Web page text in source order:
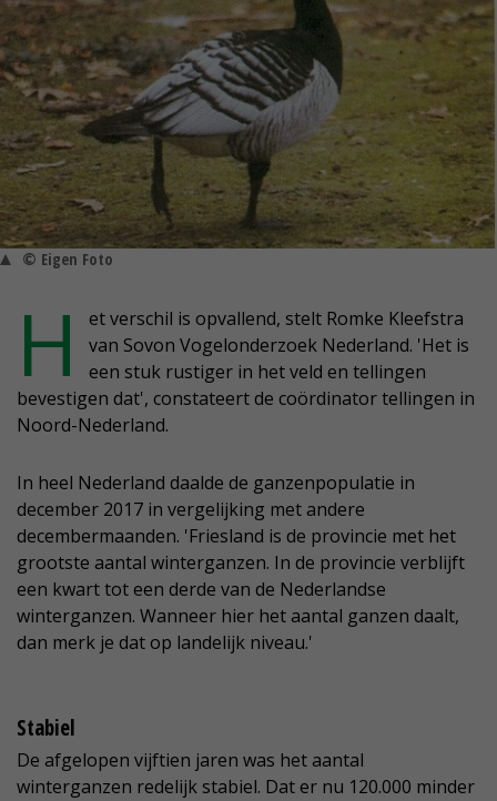
© Eigen Foto
H
et verschil is opvallend, stelt Romke Kleefstra
van Sovon Vogelonderzoek Nederland. 'Het is
een stuk rustiger in het veld en tellingen
bevestigen dat', constateert de coördinator tellingen in
Noord-Nederland.
In heel Nederland daalde de ganzenpopulatie in
december 2017 in vergelijking met andere
decembermaanden. 'Friesland is de provincie met het
grootste aantal winterganzen. In de provincie verblijft
een kwart tot een derde van de Nederlandse
winterganzen. Wanneer hier het aantal ganzen daalt,
dan merk je dat op landelijk niveau.'
Stabiel
De afgelopen vijftien jaren was het aantal
winterganzen redelijk stabiel. Dat er nu 120.000 minder